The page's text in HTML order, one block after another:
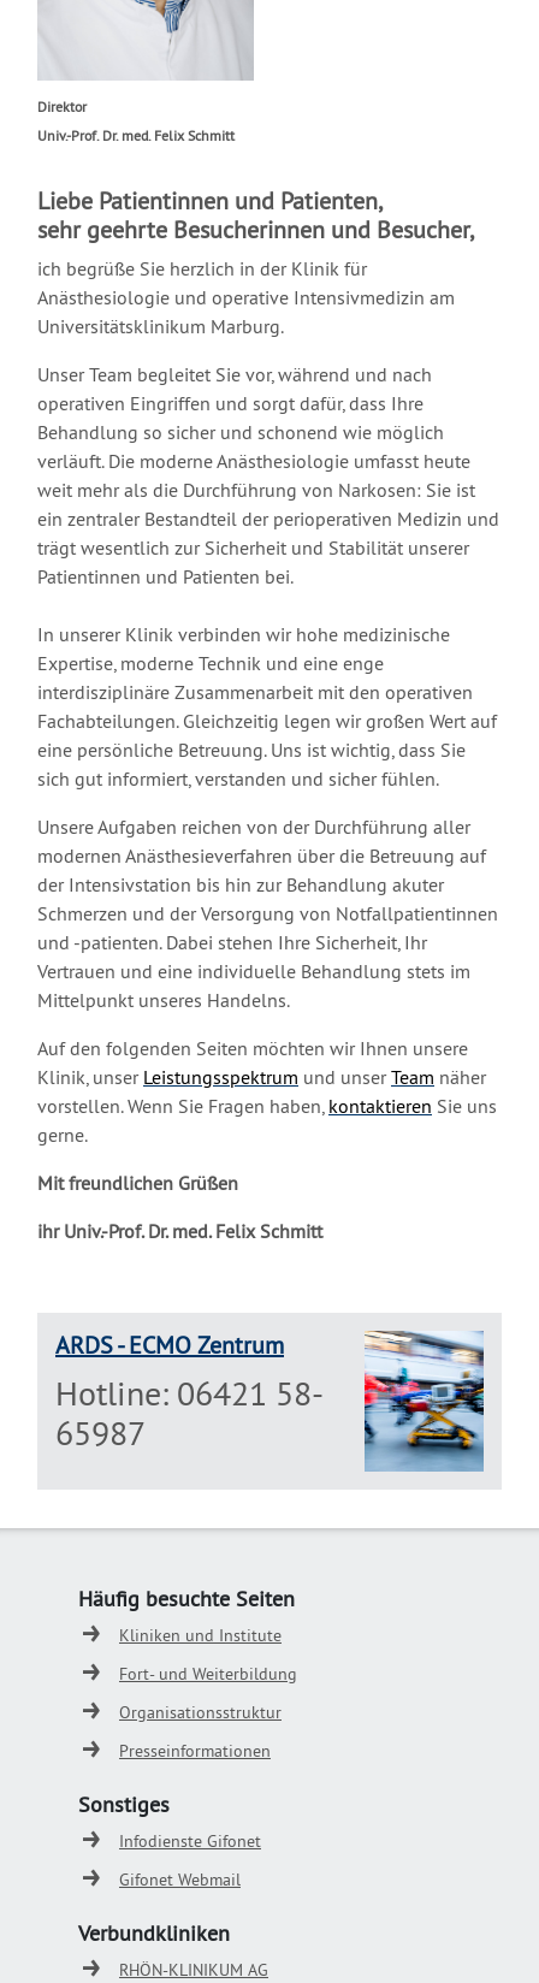
Direktor
Univ.-Prof. Dr. med. Felix Schmitt
Liebe Patientinnen und Patienten,
sehr geehrte Besucherinnen und Besucher,
ich begrüße Sie herzlich in der Klinik für
Anästhesiologie und operative Intensivmedizin am
Universitätsklinikum Marburg.
Unser Team begleitet Sie vor, während und nach
operativen Eingriffen und sorgt dafür, dass Ihre
Behandlung so sicher und schonend wie möglich
verläuft. Die moderne Anästhesiologie umfasst heute
weit mehr als die Durchführung von Narkosen: Sie ist
ein zentraler Bestandteil der perioperativen Medizin und
trägt wesentlich zur Sicherheit und Stabilität unserer
Patientinnen und Patienten bei.
In unserer Klinik verbinden wir hohe medizinische
Expertise, moderne Technik und eine enge
interdisziplinäre Zusammenarbeit mit den operativen
Fachabteilungen. Gleichzeitig legen wir großen Wert auf
eine persönliche Betreuung. Uns ist wichtig, dass Sie
sich gut informiert, verstanden und sicher fühlen.
Unsere Aufgaben reichen von der Durchführung aller
modernen Anästhesieverfahren über die Betreuung auf
der Intensivstation bis hin zur Behandlung akuter
Schmerzen und der Versorgung von Notfallpatientinnen
und -patienten. Dabei stehen Ihre Sicherheit, Ihr
Vertrauen und eine individuelle Behandlung stets im
Mittelpunkt unseres Handelns.
Auf den folgenden Seiten möchten wir Ihnen unsere
Klinik, unser Leistungsspektrum und unserTeam näher
vorstellen. Wenn Sie Fragen haben, kontaktieren Sie uns
gerne.
Mit freundlichen Grüßen
ihr Univ.-Prof. Dr. med. Felix Schmitt
ARDS - ECMO Zentrum
Hotline: 06421 58-
65987
Häufig besuchte Seiten
Kliniken und Institute
Fort- und Weiterbildung
Organisationsstruktur
Presseinformationen
Sonstiges
Infodienste Gifonet
Gifonet Webmail
Verbundkliniken
RHÖN-KLINIKUM AG